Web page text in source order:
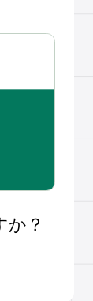
か？